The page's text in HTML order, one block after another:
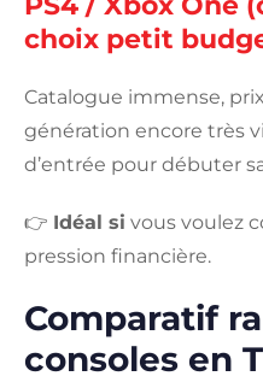
choix petit
Catalogue immense,
génération encore très
d’entrée pour débuter
👉 Idéal si vous voulez
pression financière.
Comparatif
consoles en